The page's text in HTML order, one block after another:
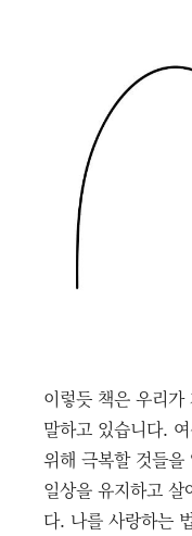
이렇듯 책은 우리
말하고 있습니다.
위해 극복할 것들
일상을 유지하고 살
다. 나를 사랑하는